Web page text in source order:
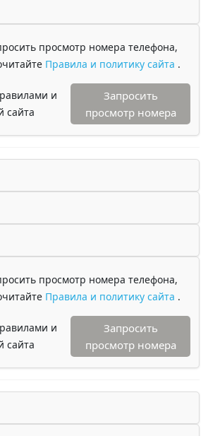
просмотр номера телефона,
Правила и политику сайта .
и
сайта
Запросить
просмотр номера
просмотр номера телефона,
Правила и политику сайта .
и
сайта
Запросить
просмотр номера